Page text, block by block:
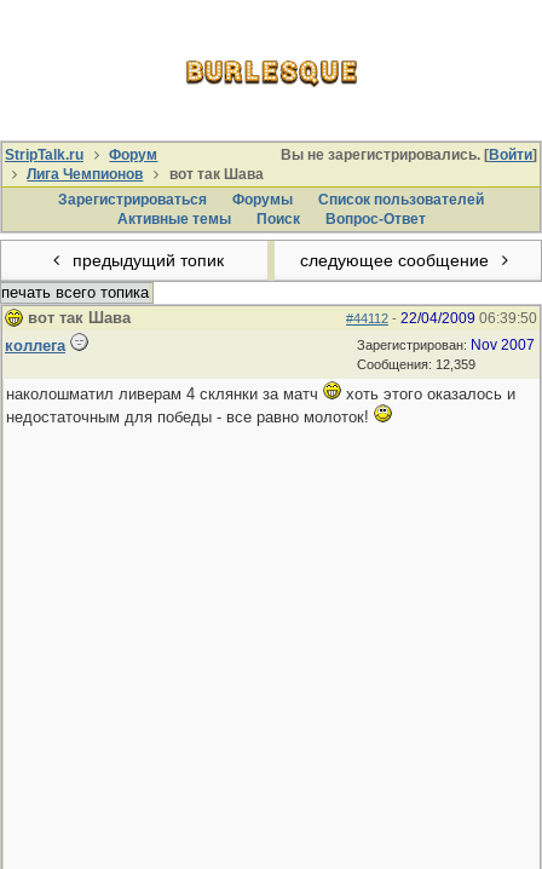
Вы не зарегистрировались. [Войти]
StripTalk.ru
Форум
Лига Чемпионов
вот так Шава
Зарегистрироваться
Форумы
Список пользователей
Активные темы
Поиcк Вопрос-Ответ
предыдущий топик следующее сообщение
печать всего топика
#44112 - 22/04/2009 06:39:50
вот так Шава
Зарегистрирован: Nov 2007
Сообщения: 12,359
коллега
наколошматил ливерам 4 склянки за матч
хоть этого оказалось и
недостаточным для победы - все равно молоток!